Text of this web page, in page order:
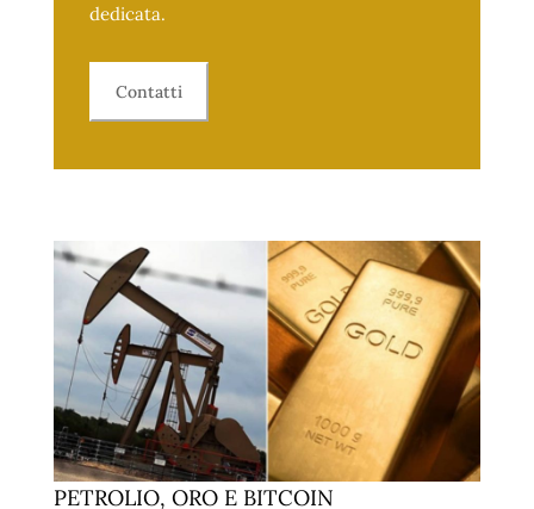
dedicata.
Contatti
PETROLIO, ORO E BITCOIN